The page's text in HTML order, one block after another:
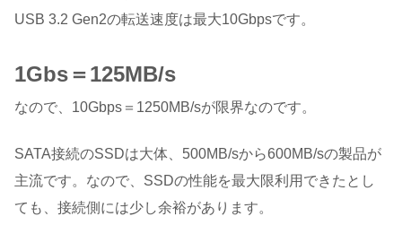
USB 3.2 Gen2の転送速度は最大10Gbpsです。
1Gbs＝125MB/s
なので、10Gbps＝1250MB/sが限界なのです。
SATA接続のSSDは大体、500MB/sから600MB/sの製品が
主流です。なので、SSDの性能を最大限利用できたとし
ても、接続側には少し余裕があります。